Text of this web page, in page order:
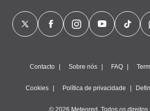
Contacto Sobre nós FAQ
Cookies Política de privacidade
© 2026 Meteored. Todos os direitos